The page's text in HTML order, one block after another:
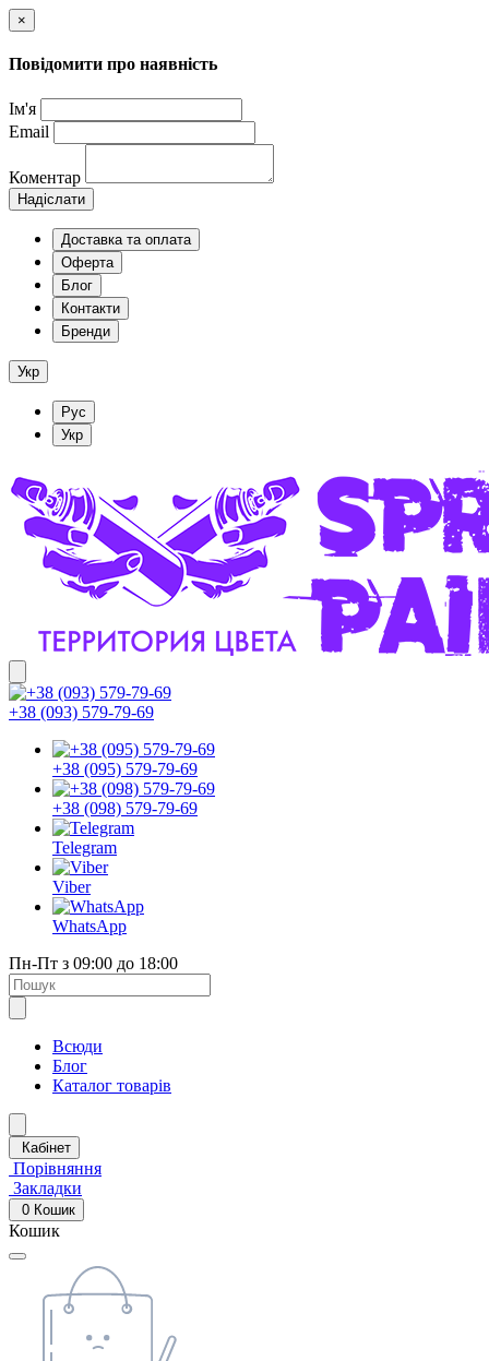
×
Повідомити про наявність
Ім'я
Email
Коментар
Надіслати
Доставка та оплата
Оферта
Блог
Контакти
Бренди
Укр
Рус
Укр
+38 (093) 579-79-69
+38 (095) 579-79-69
+38 (098) 579-79-69
Telegram
Viber
WhatsApp
Пн-Пт з 09:00 до 18:00
Всюди
Блог
Каталог товарів
Кабінет
Порівняння
Закладки
0 Кошик
Кошик